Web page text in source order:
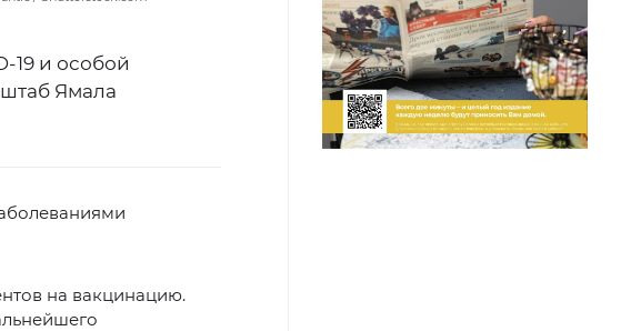
19 и особой
Ямала
на вакцинацию.